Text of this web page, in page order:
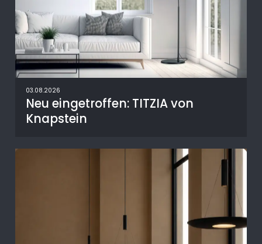
03.08.2026
Neu eingetroffen: TITZIA von
Knapstein